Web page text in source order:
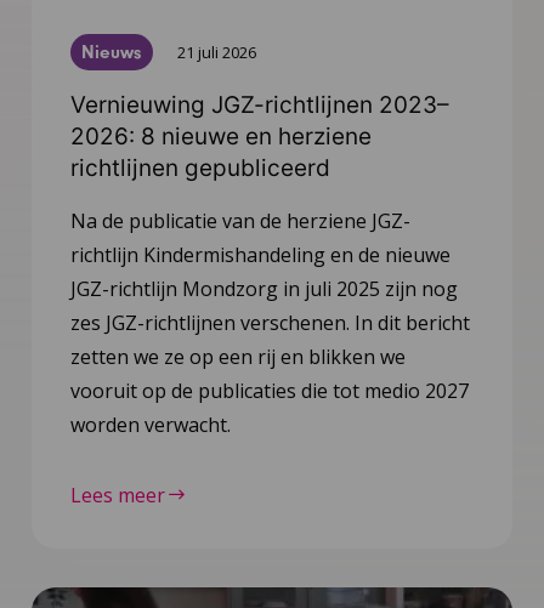
Nieuws 21 juli 2026
Vernieuwing JGZ-richtlijnen 2023–
2026: 8 nieuwe en herziene
richtlijnen gepubliceerd
Na de publicatie van de herziene JGZ-
richtlijn Kindermishandeling en de nieuwe
JGZ-richtlijn Mondzorg in juli 2025 zijn nog
zes JGZ-richtlijnen verschenen. In dit bericht
zetten we ze op een rij en blikken we
vooruit op de publicaties die tot medio 2027
worden verwacht.
Lees meer